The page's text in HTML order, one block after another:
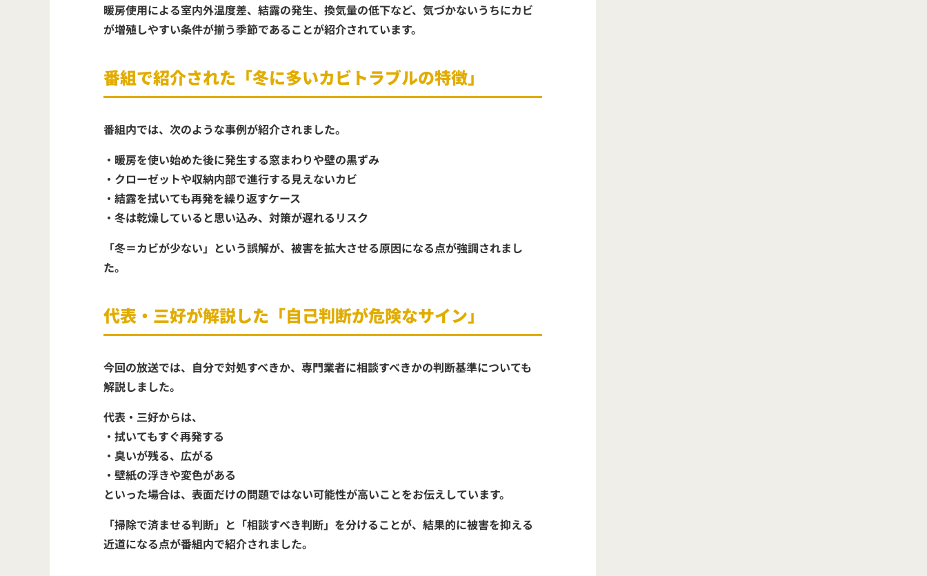
暖房使用による室内外温度差、結露の発生、換気量の低下など、 気づかないうちにカビ
が増殖しやすい条件が揃う季節であることが紹介されています。
番組で紹介された「冬に多いカビトラブルの特徴」
番組内では、次のような事例が紹介されました。
・暖房を使い始めた後に発生する窓まわりや壁の黒ずみ
・クローゼットや収納内部で進行する見えないカビ
・結露を拭いても再発を繰り返すケース
・冬は乾燥していると思い込み、対策が遅れるリスク
「冬＝カビが少ない」という誤解が、被害を拡大させる原因になる点が強調されまし
た。
代表・三好が解説した「自己判断が危険なサイン」
今回の放送では、 自分で対処すべきか、専門業者に相談すべきかの判断基準についても
解説しました。
代表・三好からは、
・拭いてもすぐ再発する
・臭いが残る、広がる
・壁紙の浮きや変色がある
といった場合は、 表面だけの問題ではない可能性が高いことをお伝えしています。
「掃除で済ませる判断」と「相談すべき判断」を分けることが、結果的に被害を抑える
近道になる点が番組内で紹介されました。